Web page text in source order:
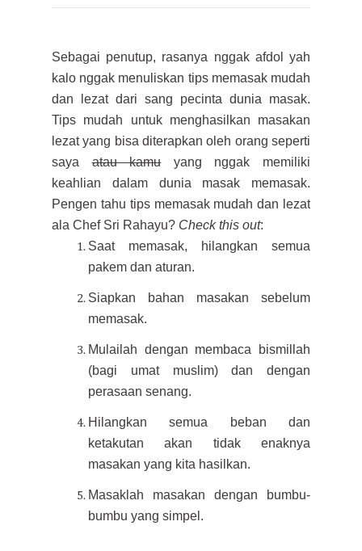
Sebagai penutup, rasanya nggak afdol yah
kalo nggak menuliskan tips memasak mudah
dan lezat dari sang pecinta dunia masak.
Tips mudah untuk menghasilkan masakan
lezat yang bisa diterapkan oleh orang seperti
sayaatau kamu
yang nggak memiliki
keahlian dalam dunia masak memasak.
Pengen tahu tips memasak mudah dan lezat
ala Chef Sri Rahayu? Check this out:
Saat memasak, hilangkan semua
pakem dan aturan.
Siapkan bahan masakan sebelum
memasak.
Mulailah dengan membaca bismillah
(bagi umat muslim) dan dengan
perasaan senang.
Hilangkan semua beban dan
ketakutan akan tidak enaknya
masakan yang kita hasilkan.
Masaklah masakan dengan bumbu-
bumbu yang simpel.